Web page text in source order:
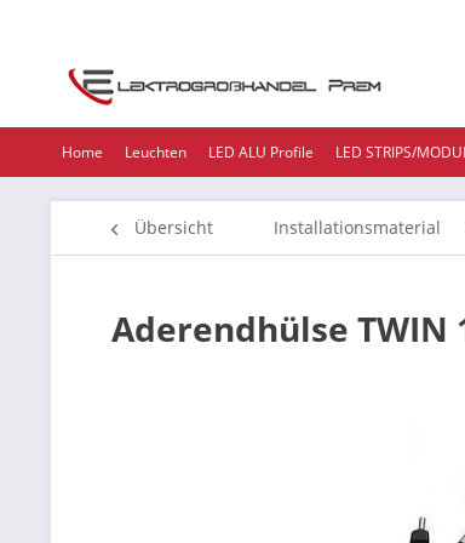
Home Leuchten LED ALU Profile LED STRIPS/
Übersicht Installationsmaterial
Aderendhülse